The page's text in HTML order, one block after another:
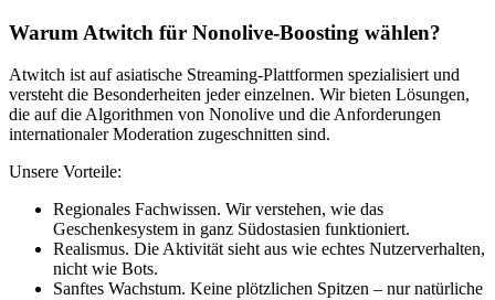
Warum Atwitch für Nonolive-Boosting wählen?
Atwitch ist auf asiatische Streaming-Plattformen spezialisiert und
versteht die Besonderheiten jeder einzelnen. Wir bieten Lösungen,
die auf die Algorithmen von Nonolive und die Anforderungen
internationaler Moderation zugeschnitten sind.
Unsere Vorteile:
Regionales Fachwissen. Wir verstehen, wie das
Geschenkesystem in ganz Südostasien funktioniert.
Realismus. Die Aktivität sieht aus wie echtes Nutzerverhalten,
nicht wie Bots.
Sanftes Wachstum. Keine plötzlichen Spitzen – nur natürliche